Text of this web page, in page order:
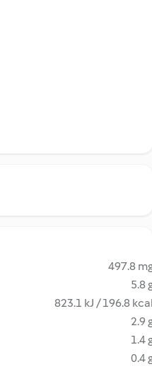
497.8
5.8
823.1 kJ / 196.8 kcal
2.9
1.4
0.4